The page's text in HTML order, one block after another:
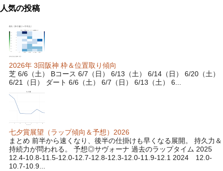
人気の投稿
2026年 3回阪神 枠＆位置取り傾向
芝 6/6（土） Bコース 6/7（日） 6/13（土） 6/14（日） 6/20（土）
6/21（日） ダート 6/6（土） 6/7（日） 6/13（土） 6...
七夕賞展望（ラップ傾向＆予想）2026
まとめ 前半から速くなり、後半の仕掛けも早くなる展開。 持久力＆
持続力が問われる。 予想◎サヴォーナ 過去のラップタイム 2025
12.4-10.8-11.5-12.0-12.7-12.8-12.3-12.0-11.9-12.1 2024 12.0-
10.7-10.9...